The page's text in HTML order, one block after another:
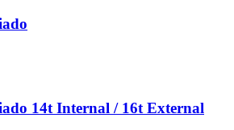
14t Internal / 16t External